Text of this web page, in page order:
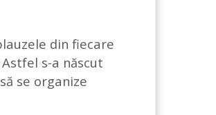
din fiecare
Astfel s-a născut
se organize